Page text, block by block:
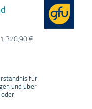
1.320,90 €
für
und über